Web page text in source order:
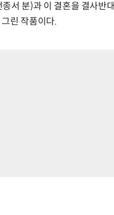
종서 분)과 이 결혼을 결사반
린 작품이다.